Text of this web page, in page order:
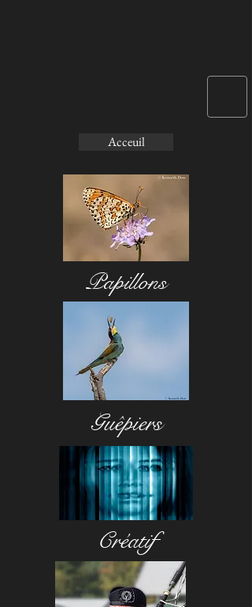
Créatif
Acceuil
Guêpiers
Papillons